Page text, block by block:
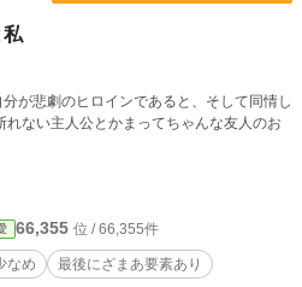
私
が悲劇のヒロインであると、そして同情し
66,355 位 / 66,355件
なめ 最後にざまあ要素あり